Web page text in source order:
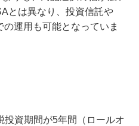
とは異なり、投資信託や
運用も可能となっていま
投資期間が5年間（ロールオ